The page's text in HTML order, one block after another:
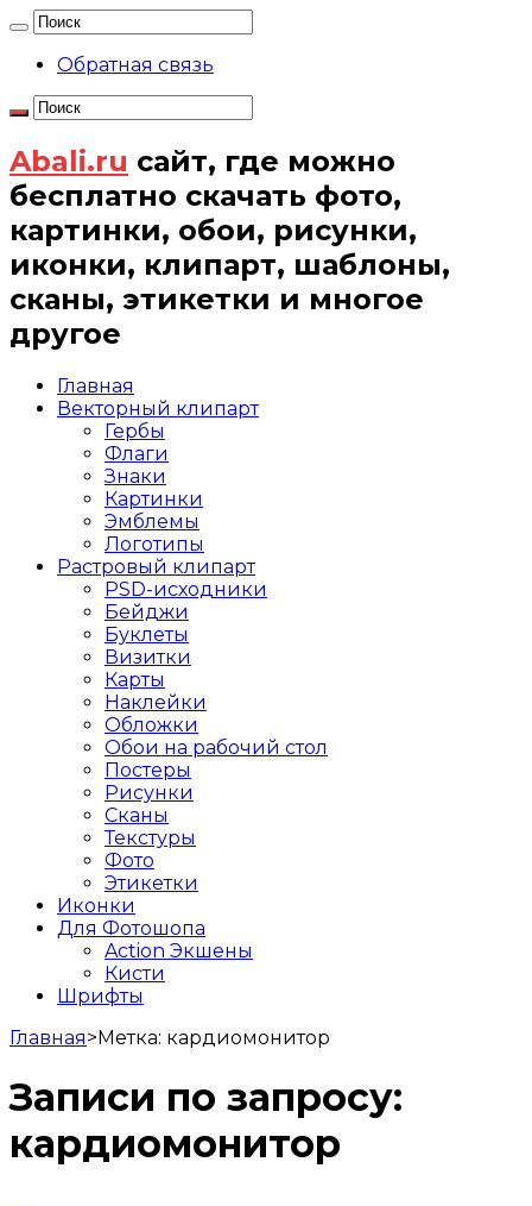
Обратная связь
Abali.ru сайт, где можно
бесплатно скачать фото,
картинки, обои, рисунки,
иконки, клипарт, шаблоны,
сканы, этикетки и многое
другое
Главная
Векторный клипарт
Гербы
Флаги
Знаки
Картинки
Эмблемы
Логотипы
Растровый клипарт
PSD-исходники
Бейджи
Буклеты
Визитки
Карты
Наклейки
Обложки
Обои на рабочий стол
Постеры
Рисунки
Сканы
Текстуры
Фото
Этикетки
Иконки
Для Фотошопа
Action Экшены
Кисти
Шрифты
Главная>Метка: кардиомонитор
Записи по запросу:
кардиомонитор